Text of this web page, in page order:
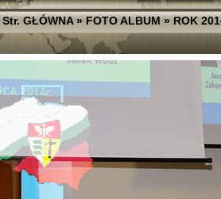
Str. GŁÓWNA»FOTO ALBUM»ROK